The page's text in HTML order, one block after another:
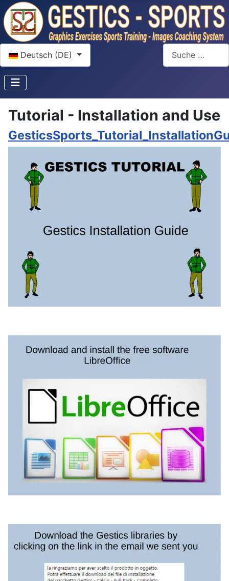
Sprache auswählen
Deutsch (DE)
Suchen
Tutorial - Installation and Use